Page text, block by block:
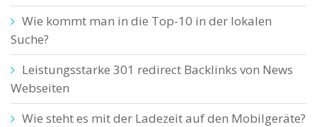
Wie kommt man in die Top-10 in der lokalen
Suche?
Leistungsstarke 301 redirect Backlinks von News
Webseiten
Wie steht es mit der Ladezeit auf den Mobilgeräte?